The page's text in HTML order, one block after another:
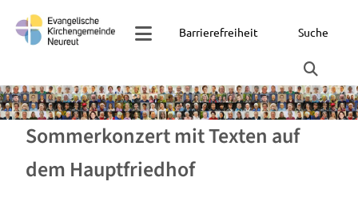
Barrierefreiheit Suche
Sommerkonzert mit Texten auf
dem Hauptfriedhof